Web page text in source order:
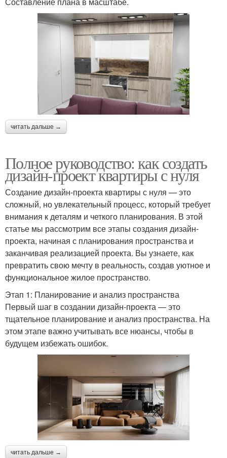
читать дальше →
Полное руководство: как создать
дизайн-проект квартиры с нуля
Создание дизайн-проекта квартиры с нуля — это
сложный, но увлекательный процесс, который требует
внимания к деталям и четкого планирования. В этой
статье мы рассмотрим все этапы создания дизайн-
проекта, начиная с планирования пространства и
заканчивая реализацией проекта. Вы узнаете, как
превратить свою мечту в реальность, создав уютное и
функциональное жилое пространство.
Этап 1: Планирование и анализ пространства
Первый шаг в создании дизайн-проекта — это
тщательное планирование и анализ пространства. На
этом этапе важно учитывать все нюансы, чтобы в
будущем избежать ошибок.
читать дальше →